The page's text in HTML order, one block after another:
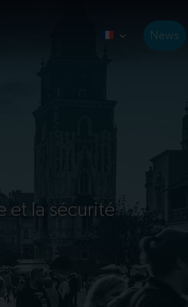
News
et la sécurité